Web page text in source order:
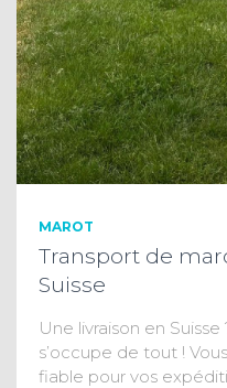
MAROT
Transport de
Suisse
Une livraison en
s’occupe de tout !
fiable pour vos